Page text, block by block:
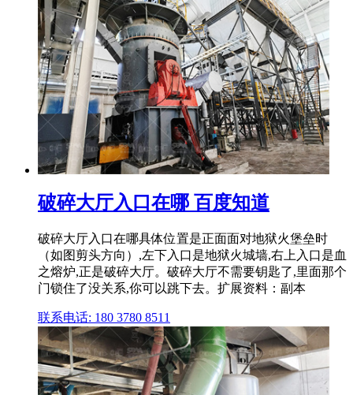
破碎大厅入口在哪 百度知道
破碎大厅入口在哪具体位置是正面面对地狱火堡垒时
（如图剪头方向）,左下入口是地狱火城墙,右上入口是血
之熔炉,正是破碎大厅。破碎大厅不需要钥匙了,里面那个
门锁住了没关系,你可以跳下去。扩展资料：副本
联系电话: 180 3780 8511